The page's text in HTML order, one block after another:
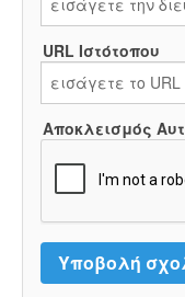
URL Ιστότοπου
Αποκλεισμός